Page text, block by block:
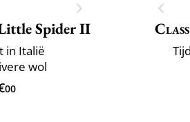
Spider II
in Italië
wol
00